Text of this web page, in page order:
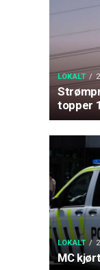
LOKALT
topper
LOKALT
MC